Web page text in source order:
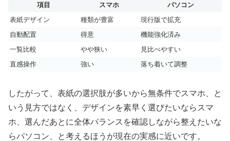
項目 スマホ
パソコン
表紙デザイン
種類が豊富
現行版で拡充
自動配置
得意
機能強化済み
一覧比較
やや狭い
見比べやすい
直感操作
強い 落ち着いて調整
したがって、表紙の選択肢が多いから無条件でスマホ、と
いう見方ではなく、デザインを素早く選びたいならスマ
ホ、選んだあとに全体バランスを確認しながら整えたいな
らパソコン、と考えるほうが現在の実感に近いです。